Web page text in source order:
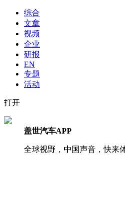
综合
文章
视频
企业
研报
EN
专题
活动
打开
盖世汽车APP
全球视野，中国声音，快来